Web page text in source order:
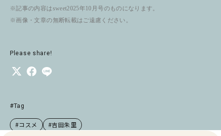
※記事の内容はsweet2025年10月号のものになります。
※画像・文章の無断転載はご遠慮ください。
Please share!
#Tag
#コスメ #吉田朱里